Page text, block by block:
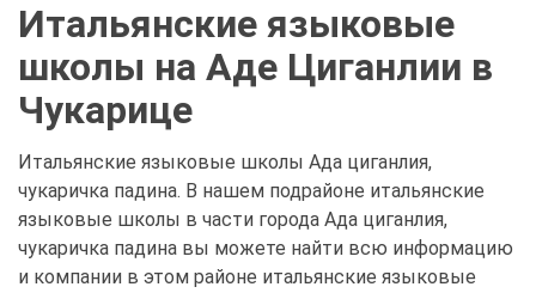
Итальянские языковые
школы на Аде Циганлии в
Чукарице
Итальянские языковые школы Ада циганлия,
чукаричка падина. В нашем подрайоне итальянские
языковые школы в части города Ада циганлия,
чукаричка падина вы можете найти всю информацию
и компании в этом районе итальянские языковые